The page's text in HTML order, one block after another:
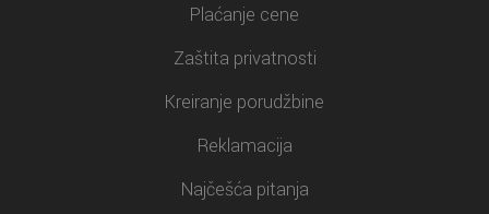
Plaćanje cene
Zaštita privatnosti
Kreiranje porudžbine
Reklamacija
Najčešća pitanja